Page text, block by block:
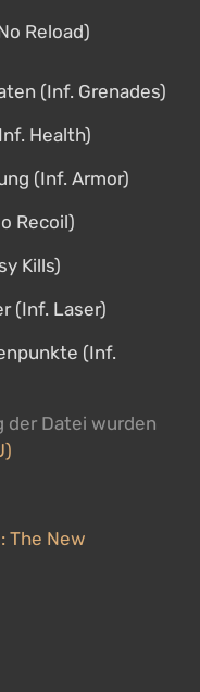
Reload)
(Inf. Grenades)
Health)
(Inf. Armor)
Recoil)
Kills)
(Inf. Laser)
(Inf.
der Datei wurden
The New